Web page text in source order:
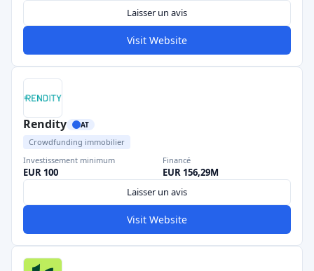
Laisser un avis
Visit Website
Rendity AT
Crowdfunding immobilier
Investissement minimum
EUR 100
Financé
EUR 156,29M
Laisser un avis
Visit Website